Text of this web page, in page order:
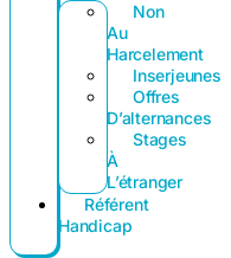
Non
Au
Harcelement
Inserjeunes
Offres
D’alternances
Stages
À
L’étranger
Référent
Handicap